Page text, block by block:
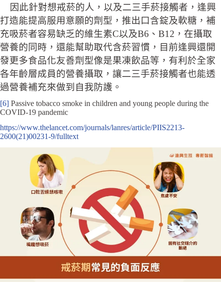
因此針對想戒菸的人，以及二三手菸接觸者，逢興
打造能提高服用意願的劑型，推出口含錠及軟糖，補
充吸菸者容易缺乏的維生素C以及B6、B12，在攝取
營養的同時，還能幫助取代含菸習慣，目前逢興還開
發更多食品化友善劑型像是果凍飲品等，有利於全家
各年齡層成員的營養攝取，讓二三手菸接觸者也能透
過營養補充來做到自我防護。
[6] Passive tobacco smoke in children and young people during the
COVID-19 pandemic
https://www.thelancet.com/journals/lanres/article/PIIS2213-
2600(21)00231-9/fulltext